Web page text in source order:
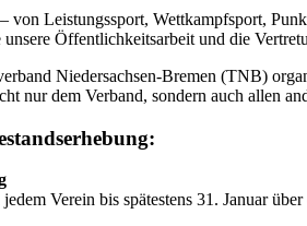
von Leistungssport, Wettkampfsport,
Öffentlichkeitsarbeit und die
Niedersachsen-Bremen (TNB)
nur dem Verband, sondern auch allen
Verein bis spätestens 31. Januar